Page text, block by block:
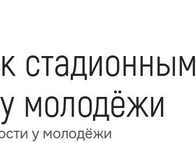
стадионным
молодёжи
у молодёжи